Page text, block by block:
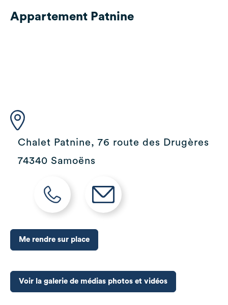
Appartement Patnine
Chalet Patnine, 76 route des Drugères
74340 Samoëns
Me rendre sur place
Voir la galerie de médias photos et vidéos